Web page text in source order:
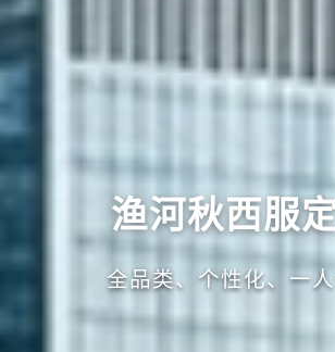
渔河秋西服
全品类、个性化、一